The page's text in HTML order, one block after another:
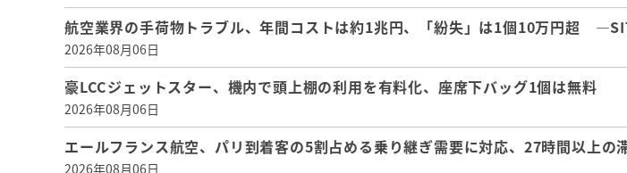
航空業界の手荷物トラブル、年間コストは約1兆円、「紛失」は1個10万円超
2026年08月06日
豪LCCジェットスター、機内で頭上棚の利用を有料化、座席下バッグ1個は無料
2026年08月06日
エールフランス航空、パリ到着客の5割占める乗り継ぎ需要に対応、27時間以上の
2026年08月06日